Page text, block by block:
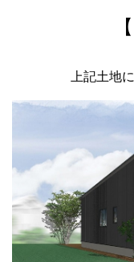
【
上記土地に